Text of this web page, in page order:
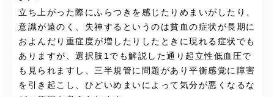
立ち上がった際にふらつきを感じたりめまいがしたり、
意識が遠のく、失神するというのは貧血の症状が長期に
およんだり重症度が増したりしたときに現れる症状でも
ありますが、選択肢1でも解説した通り起立性低血圧で
も見られますし、三半規管に問題があり平衡感覚に障害
を引き起こし、ひどいめまいによって気分が悪くなるな